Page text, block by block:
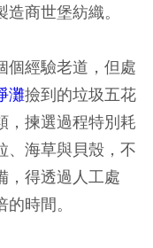
商世堡紡織。
個經驗老道，但處
灘撿到的垃圾五花
，揀選過程特別耗
、海草與貝殼，不
，得透過人工處
時間。